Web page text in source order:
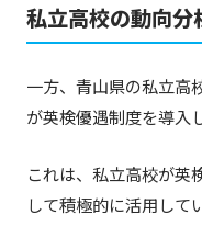
私立高校の動向分
一方、青山県の私立高
が英検優遇制度を導入
これは、私立高校が英
して積極的に活用して